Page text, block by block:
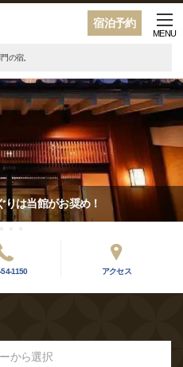
宿泊予約
MENU
の宿。
は当館がお奨め！
1150 アクセス
から選択